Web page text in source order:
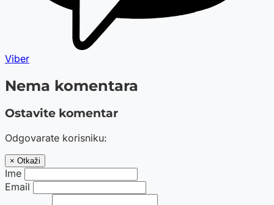
Viber
Nema komentara
Ostavite komentar
Odgovarate korisniku:
× Otkaži
Ime
Email